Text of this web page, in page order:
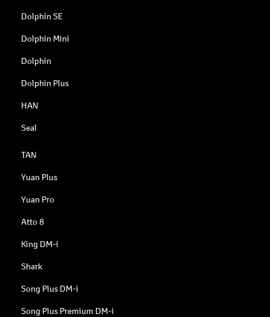
Dolphin SE
Dolphin Mini
Dolphin
Dolphin Plus
HAN
Seal
TAN
Yuan Plus
Yuan Pro
Atto 8
King DM-i
Shark
Song Plus DM-i
Song Plus Premium DM-i